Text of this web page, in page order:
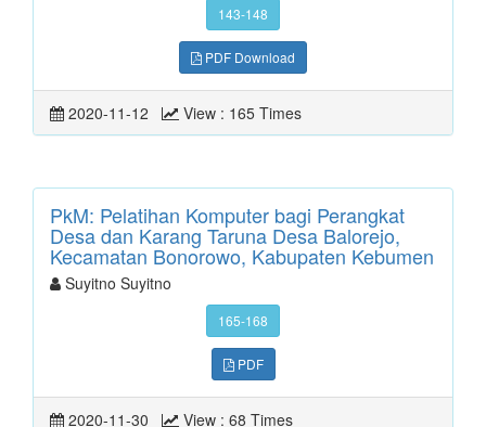
143-148
PDF Download
2020-11-12 View : 165 Times
PkM: Pelatihan Komputer bagi Perangkat
Desa dan Karang Taruna Desa Balorejo,
Kecamatan Bonorowo, Kabupaten Kebumen
Suyitno Suyitno
165-168
PDF
2020-11-30 View : 68 Times